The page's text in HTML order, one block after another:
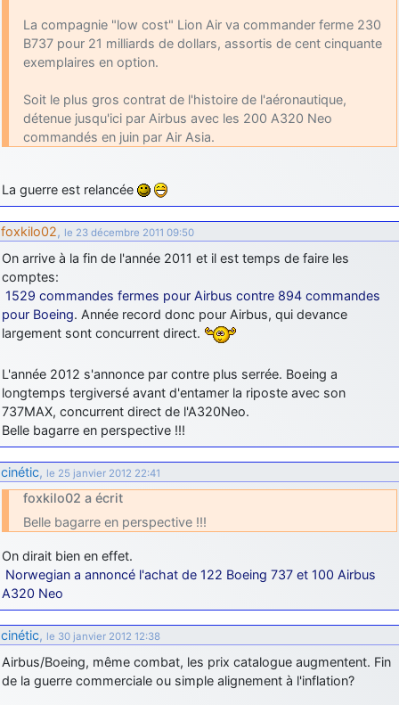
La compagnie "low cost" Lion Air va commander ferme 230
B737 pour 21 milliards de dollars, assortis de cent cinquante
exemplaires en option.
Soit le plus gros contrat de l'histoire de l'aéronautique,
détenue jusqu'ici par Airbus avec les 200 A320 Neo
commandés en juin par Air Asia.
La guerre est relancée
foxkilo02, le 23 décembre 2011 09:50
On arrive à la fin de l'année 2011 et il est temps de faire les
comptes:
1529 commandes fermes pour Airbus contre 894 commandes
pour Boeing. Année record donc pour Airbus, qui devance
largement sont concurrent direct.
L'année 2012 s'annonce par contre plus serrée. Boeing a
longtemps tergiversé avant d'entamer la riposte avec son
737MAX, concurrent direct de l'A320Neo.
Belle bagarre en perspective !!!
cinétic, le 25 janvier 2012 22:41
foxkilo02 a écrit
Belle bagarre en perspective !!!
On dirait bien en effet.
Norwegian a annoncé l'achat de 122 Boeing 737 et 100 Airbus
A320 Neo
cinétic, le 30 janvier 2012 12:38
Airbus/Boeing, même combat, les prix catalogue augmentent. Fin
de la guerre commerciale ou simple alignement à l'inflation?